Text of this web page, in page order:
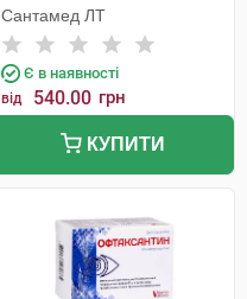
Сантамед ЛТ
Є в наявності
від 540.00 грн
КУПИТИ